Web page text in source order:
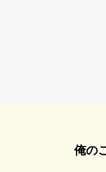
俺の